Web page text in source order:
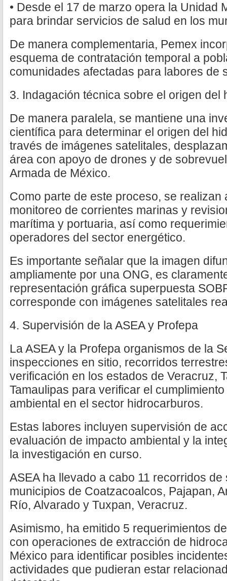
• Desde el 17 de marzo opera la Unidad
para brindar servicios de salud en los
De manera complementaria, Pemex
esquema de contratación temporal a
comunidades afectadas para labores de
3. Indagación técnica sobre el origen del
De manera paralela, se mantiene una
científica para determinar el origen del
través de imágenes satelitales,
área con apoyo de drones y de
Armada de México.
Como parte de este proceso, se
monitoreo de corrientes marinas y
marítima y portuaria, así como
operadores del sector energético.
Es importante señalar que la imagen
ampliamente por una ONG, es
representación gráfica superpuesta
corresponde con imágenes satelitales
4. Supervisión de la ASEA y Profepa
La ASEA y la Profepa organismos de la
inspecciones en sitio, recorridos
verificación en los estados de Veracruz,
Tamaulipas para verificar el
ambiental en el sector hidrocarburos.
Estas labores incluyen supervisión de
evaluación de impacto ambiental y la
la investigación en curso.
ASEA ha llevado a cabo 11 recorridos
municipios de Coatzacoalcos, Pajapan,
Río, Alvarado y Tuxpan, Veracruz.
Asimismo, ha emitido 5 requerimientos
con operaciones de extracción de
México para identificar posibles
actividades que pudieran estar